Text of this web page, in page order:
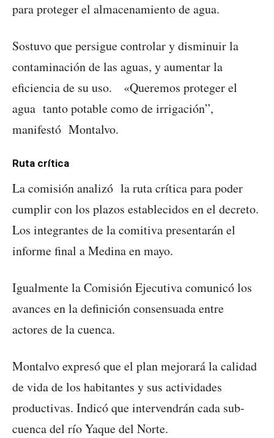
para proteger el almacenamiento de agua.
Sostuvo que persigue controlar y disminuir la
contaminación de las aguas, y aumentar la
eficiencia de su uso. «Queremos proteger el
agua tanto potable como de irrigación”,
manifestó Montalvo.
Ruta crítica
La comisión analizó la ruta crítica para poder
cumplir con los plazos establecidos en el decreto.
Los integrantes de la comitiva presentarán el
informe final a Medina en mayo.
Igualmente la Comisión Ejecutiva comunicó los
avances en la definición consensuada entre
actores de la cuenca.
Montalvo expresó que el plan mejorará la calidad
de vida de los habitantes y sus actividades
productivas. Indicó que intervendrán cada sub-
cuenca del río Yaque del Norte.